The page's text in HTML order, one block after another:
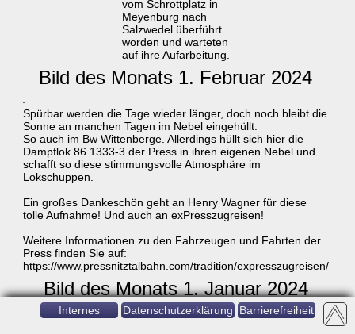
vom Schrottplatz in
Meyenburg nach
Salzwedel überführt
worden und warteten
auf ihre Aufarbeitung.
Bild des Monats 1. Februar 2024
Spürbar werden die Tage wieder länger, doch noch bleibt die
Sonne an manchen Tagen im Nebel eingehüllt.
So auch im Bw Wittenberge. Allerdings hüllt sich hier die
Dampflok 86 1333-3 der Press in ihren eigenen Nebel und
schafft so diese stimmungsvolle Atmosphäre im
Lokschuppen.
Ein großes Dankeschön geht an Henry Wagner für diese
tolle Aufnahme! Und auch an exPresszugreisen!
Weitere Informationen zu den Fahrzeugen und Fahrten der
Press finden Sie auf:
https://www.pressnitztalbahn.com/tradition/expresszugreisen/
Bild des Monats 1. Januar 2024
Internes Datenschutzerklärung Barrierefreiheit